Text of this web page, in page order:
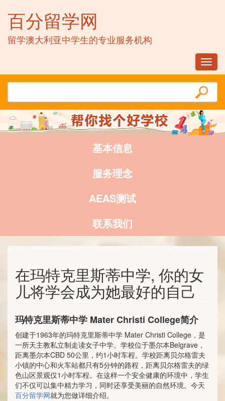
百分留学网
留学澳大利亚中学生的专业服务机构
基本信息
服务理念
AEAS测试
联系我们
在玛特克里斯蒂中学, 你的女
儿将学会成为她最好的自己
玛特克里斯蒂中学 Mater Christi College简介
创建于1963年的玛特克里斯蒂中学 Mater Christi College，是
一所天主教私立制走读女子中学。学校位于墨尔本Belgrave，
距离墨尔本CBD 50公里，约1小时车程。学校距离贝尔格雷夫
小镇的中心和火车站都只有5分钟的路程，距离贝尔格雷夫的绿
色山区景观仅1小时车程。在这样一个安全健康的环境中，学生
们不仅可以集中精力学习，同时还享受美丽的自然环境。今天
百分留学网就为您做详细介绍。